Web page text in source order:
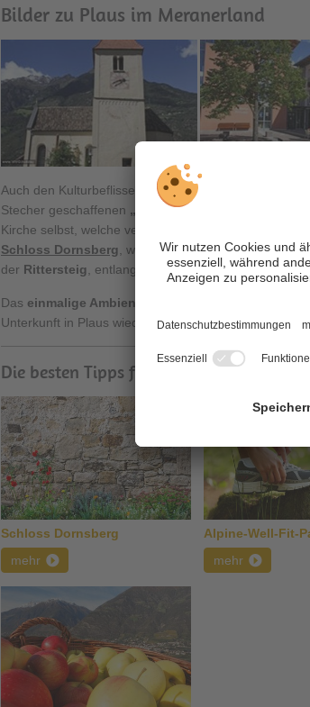
Bilder zu Plaus im Meranerland
Auch den Kulturbeflissenen wird so einiges geboten:
Stecher geschaffenen „ Plauser Totentanz
Kirche selbst, welche vermutlich auf
Schloss Dornsberg , welches zwar bewohnt ist,
der Rittersteig , entlang dessen Du Deine
Das einmalige Ambiente
des Urlaubsdorfes Plaus
Unterkunft in Plaus wiederfinden.
Die besten Tipps für den Urlaub in Plaus:
Schloss Dornsberg
mehr
Alpine-Well-Fit-
mehr